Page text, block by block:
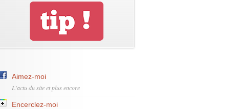
Aimez-moi
L'actu du site et plus encore
Encerclez-moi